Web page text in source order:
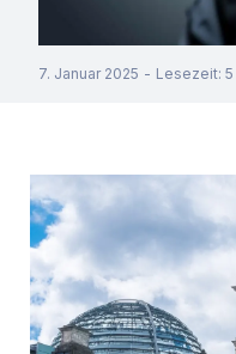
7. Januar 2025 - Lesezeit: 5